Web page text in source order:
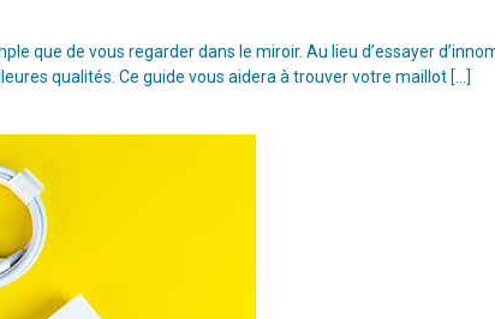
que de vous regarder dans le miroir. Au lieu d’essayer
qualités. Ce guide vous aidera à trouver votre maillot […]